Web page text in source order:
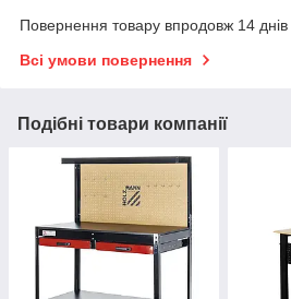
Повернення товару впродовж 14
Всі умови повернення
Подібні товари компанії